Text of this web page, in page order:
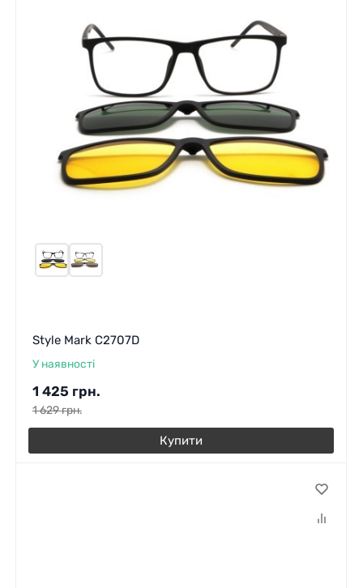
Style Mark C2707D
У наявності
1 425 грн.
1 629грн.
Купити